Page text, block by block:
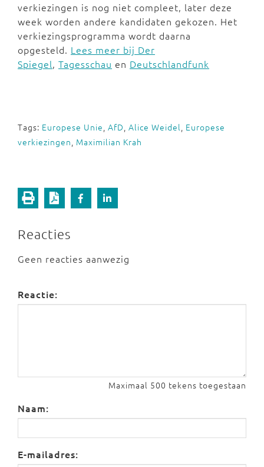
verkiezingen is nog niet compleet, later deze
week worden andere kandidaten gekozen. Het
verkiezingsprogramma wordt daarna
opgesteld. Lees meer bij Der
Spiegel, Tagesschau en Deutschlandfunk
Tags: Europese Unie, AfD, Alice Weidel, Europese
verkiezingen, Maximilian Krah
Reacties
Geen reacties aanwezig
Reactie:
Maximaal 500 tekens toegestaan
Naam:
E-mailadres: